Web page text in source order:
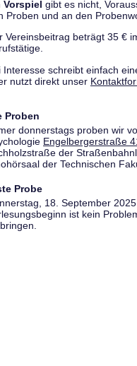
Vorspiel gibt es nicht,
Proben und an den
Vereinsbeitrag beträgt 35 €
Interesse schreibt einfach
nutzt direkt unser
Proben
donnerstags proben wir
Engelbergerstraße
der
der Technischen
Probe
18. September
ist kein